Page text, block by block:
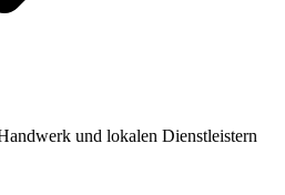
und lokalen Dienstleistern